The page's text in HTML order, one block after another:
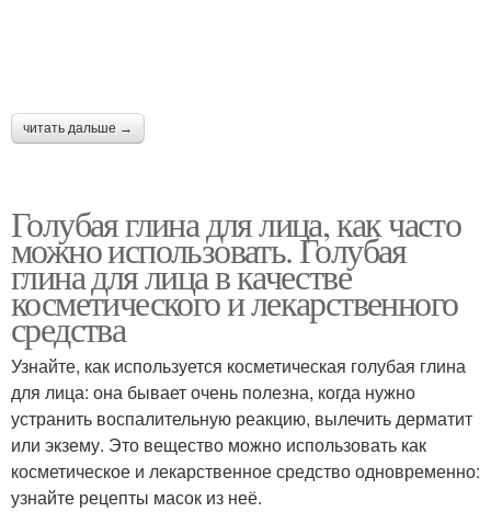
читать дальше →
Голубая глина для лица, как часто
можно использовать. Голубая
глина для лица в качестве
косметического и лекарственного
средства
Узнайте, как используется косметическая голубая глина
для лица: она бывает очень полезна, когда нужно
устранить воспалительную реакцию, вылечить дерматит
или экзему. Это вещество можно использовать как
косметическое и лекарственное средство одновременно:
узнайте рецепты масок из неё.